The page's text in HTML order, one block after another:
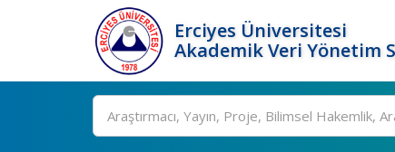
Erciyes Üniversitesi
Akademik Veri Yönetim
Ara